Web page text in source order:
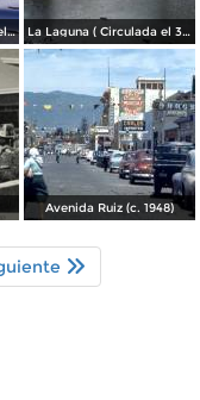
Motel Misión Santa Isabel (1953) La Laguna ( Circulada el 30 de Junio de 1941 ).
Avenida Ruiz (c. 1948)